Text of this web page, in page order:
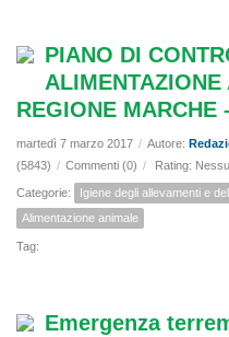
PIANO DI
REGIONE MARCHE
martedì 7 marzo 2017 / Autore:
(5843) / Commenti (0) / Rating:
Categorie:
Igiene degli allevamenti e
Alimentazione animale
Tag:
Emergenza